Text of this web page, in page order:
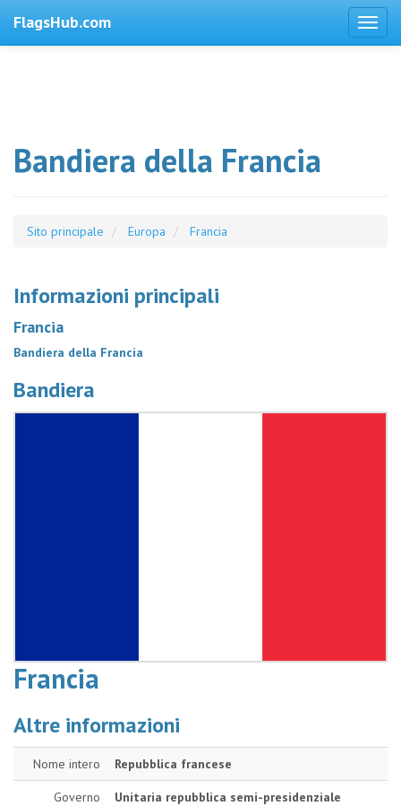
FlagsHub.com
Bandiera della Francia
Sito principale Europa Francia
Informazioni principali
Francia
Bandiera della Francia
Bandiera
Francia
Altre informazioni
Nome intero Repubblica francese
Governo Unitaria repubblica semi-presidenziale